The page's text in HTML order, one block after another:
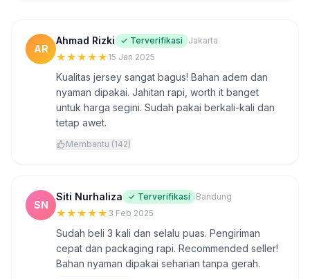
AR
Ahmad Rizki ✓ Terverifikasi Jakarta
★★★★★ 15 Jan 2025
Kualitas jersey sangat bagus! Bahan adem dan
nyaman dipakai. Jahitan rapi, worth it banget
untuk harga segini. Sudah pakai berkali-kali dan
tetap awet.
Membantu (142)
SN
Siti Nurhaliza ✓ Terverifikasi Bandung
★★★★★ 3 Feb 2025
Sudah beli 3 kali dan selalu puas. Pengiriman
cepat dan packaging rapi. Recommended seller!
Bahan nyaman dipakai seharian tanpa gerah.